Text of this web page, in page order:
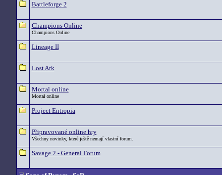
Battleforge 2
Champions Online
Champions Online
Lineage II
Lost Ark
Mortal online
Mortal online
Project Entropia
Připravované online hry
Všechny novinky, které ještě nemají vlastní forum.
Savage 2 - General Forum